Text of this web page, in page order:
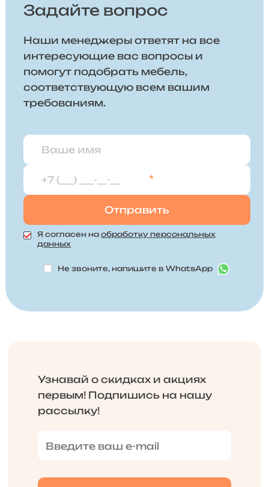
Задайте вопрос
Наши менеджеры ответят на все
интересующие вас вопросы и
помогут подобрать мебель,
соответствующую всем вашим
требованиям.
*
Я согласен на обработку персональных
данных
Не звоните, напишите в WhatsApp
Узнавай о скидках и акциях
первым! Подпишись на нашу
рассылку!